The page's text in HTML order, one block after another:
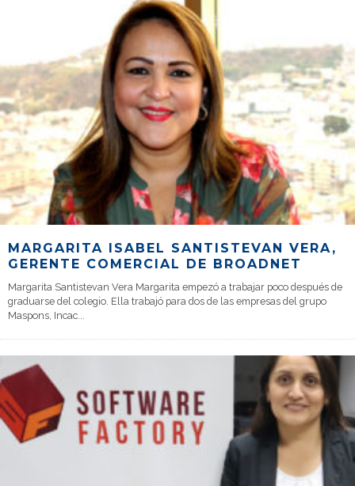
MARGARITA ISABEL SANTISTEVAN VERA,
GERENTE COMERCIAL DE BROADNET
Margarita Santistevan Vera Margarita empezó a trabajar poco después de
graduarse del colegio. Ella trabajó para dos de las empresas del grupo
Maspons, Incac